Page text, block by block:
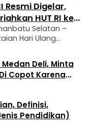
Resmi Digelar,
HUT RI ke-
Selatan –
Hari Ulang
TIDAR Kampung
Rakyat Cup
sepak bola
di Desa
Rakyat,
ini …
Deli, Minta
Copot Karena
Definisi,
Pendidikan)